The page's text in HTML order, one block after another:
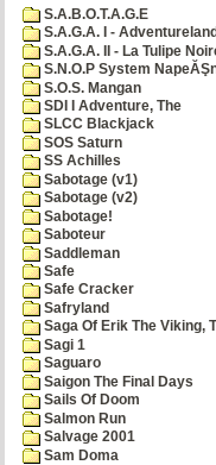
S.A.B.O.T.A.G.E
S.A.G.A. I -
S.A.G.A. II - La Tulipe
S.N.O.P System
S.O.S. Mangan
SDI I Adventure, The
SLCC Blackjack
SOS Saturn
SS Achilles
Sabotage (v1)
Sabotage (v2)
Sabotage!
Saboteur
Saddleman
Safe
Safe Cracker
Safryland
Saga Of Erik The Viking,
Sagi 1
Saguaro
Saigon The Final Days
Sails Of Doom
Salmon Run
Salvage 2001
Sam Doma